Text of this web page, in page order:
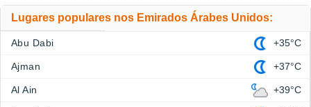
Lugares populares nos Emirados Árabes Unidos:
Abu Dabi +35°C
Ajman +37°C
Al Ain +39°C